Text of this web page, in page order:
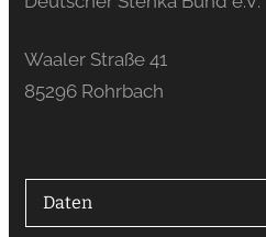
Waaler Straße 41
85296 Rohrbach
Daten